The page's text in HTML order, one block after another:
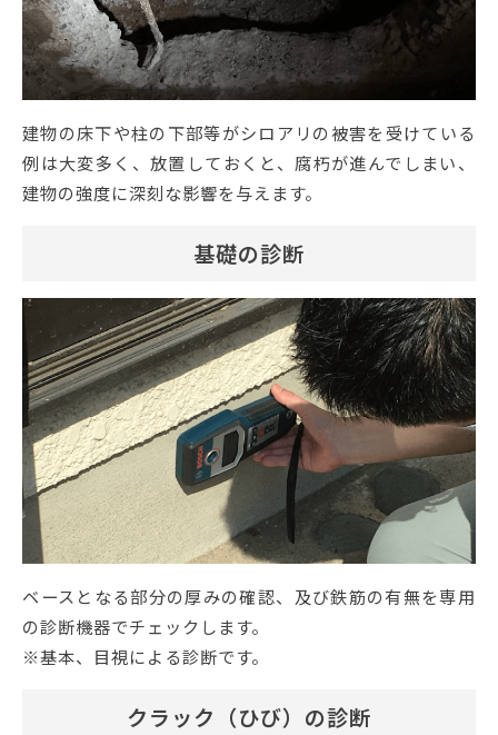
建物の床下や柱の下部等がシロアリの被害を受けている
例は大変多く、放置しておくと、腐朽が進んでしまい、
建物の強度に深刻な影響を与えます。
基礎の診断
ベースとなる部分の厚みの確認、及び鉄筋の有無を専用
の診断機器でチェックします。
※基本、目視による診断です。
クラック（ひび）の診断